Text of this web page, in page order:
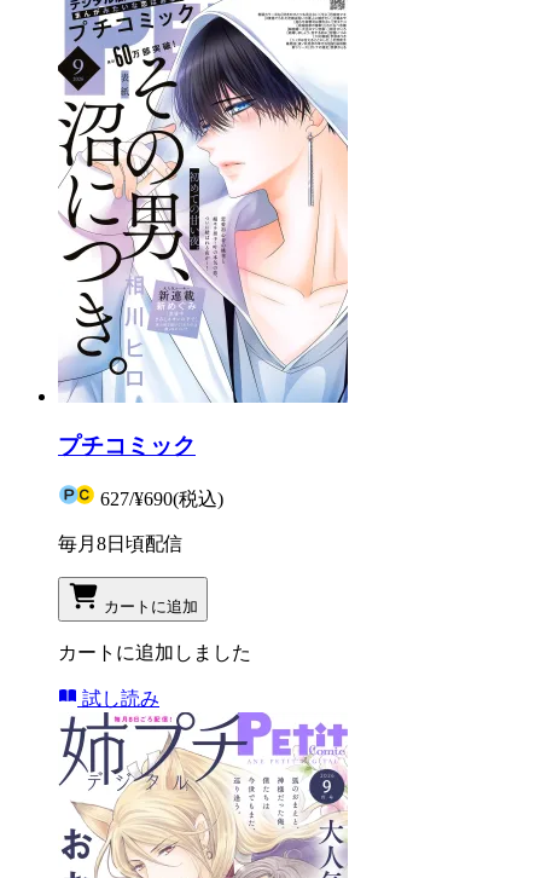
プチコミック
627/¥690(税込)
毎月8日頃配信
カートに追加
カートに追加しました
試し読み